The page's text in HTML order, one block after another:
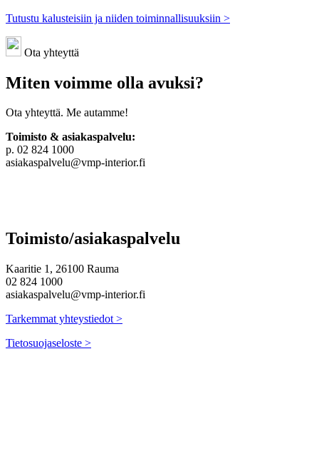
Tutustu kalusteisiin ja niiden toiminnallisuuksiin >
Ota yhteyttä
Miten voimme olla avuksi?
Ota yhteyttä. Me autamme!
Toimisto & asiakaspalvelu:
p. 02 824 1000
asiakaspalvelu@vmp-interior.fi
Toimisto/asiakaspalvelu
Kaaritie 1, 26100 Rauma
02 824 1000
asiakaspalvelu@vmp-interior.fi
Tarkemmat yhteystiedot >
Tietosuojaseloste >